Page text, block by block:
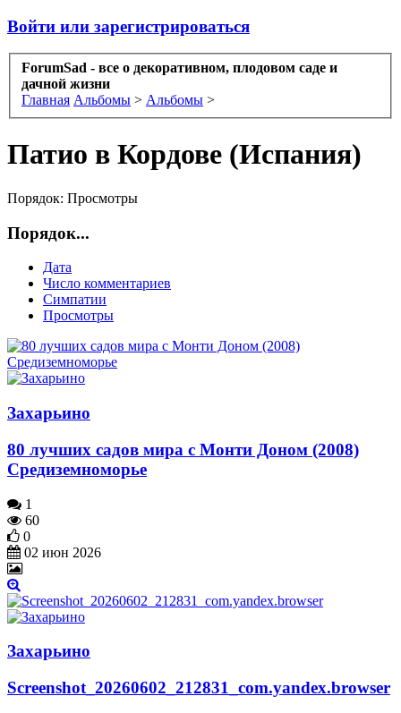
Войти или зарегистрироваться
ForumSad - все о декоративном, плодовом саде и
дачной жизни
Главная Альбомы > Альбомы >
Патио в Кордове (Испания)
Порядок: Просмотры
Порядок...
Дата
Число комментариев
Симпатии
Просмотры
Захарьино
80 лучших садов мира с Монти Доном (2008)
Средиземноморье
1
60
0
02 июн 2026
Захарьино
Screenshot_20260602_212831_com.yandex.browser